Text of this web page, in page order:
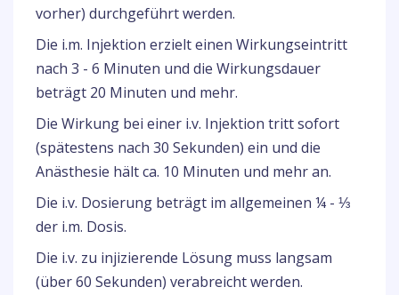
vorher) durchgeführt werden.
Die i.m. Injektion erzielt einen Wirkungseintritt
nach 3 - 6 Minuten und die Wirkungsdauer
beträgt 20 Minuten und mehr.
Die Wirkung bei einer i.v. Injektion tritt sofort
(spätestens nach 30 Sekunden) ein und die
Anästhesie hält ca. 10 Minuten und mehr an.
Die i.v. Dosierung beträgt im allgemeinen ¼ - ⅓
der i.m. Dosis.
Die i.v. zu injizierende Lösung muss langsam
(über 60 Sekunden) verabreicht werden.